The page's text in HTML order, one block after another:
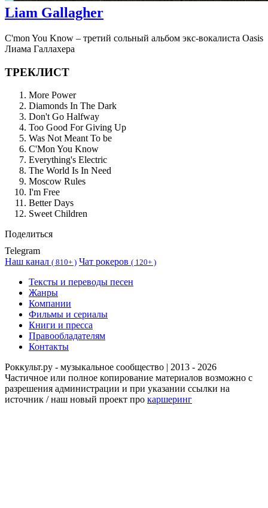
Liam Gallagher
C'mon You Know – третий сольный альбом экс-вокалиста Oasis
Лиама Галлахера
ТРЕКЛИСТ
More Power
Diamonds In The Dark
Don't Go Halfway
Too Good For Giving Up
Was Not Meant To be
C'Mon You Know
Everything's Electric
The World Is In Need
Moscow Rules
I'm Free
Better Days
Sweet Children
Поделиться
Telegram
Наш канал ( 810+ ) Чат рокеров ( 120+ )
Тексты и переводы песен
Жанры
Компании
Фильмы и сериалы
Книги и пресса
Правообладателям
Контакты
Роккульт.ру - музыкальное сообщество | 2013 - 2026
Частичное или полное копирование материалов возможно с
разрешения администрации и при указании ссылки на
источник / наш новый проект про каршеринг